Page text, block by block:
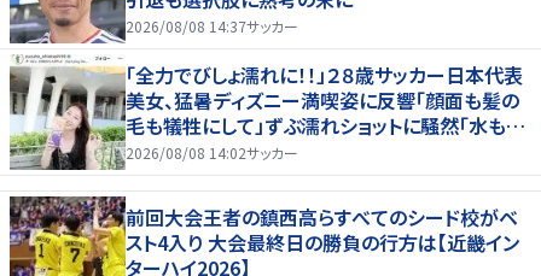
2026/08/08 14:37サッカー
「全力でびしょ濡れに！！」２８歳サッカー日本代表
美女、猛暑ディズニー満喫姿に反響「顔面も髪の
毛も犠牲にして」ずぶ濡れショットに騒然「水も滴
る」「女優さんかと」
2026/08/08 14:02サッカー
前回大会王者の鎮西高らすべてのシード校がベ
スト4入り 大会最終日の勝負の行方は【近畿イン
ターハイ2026】